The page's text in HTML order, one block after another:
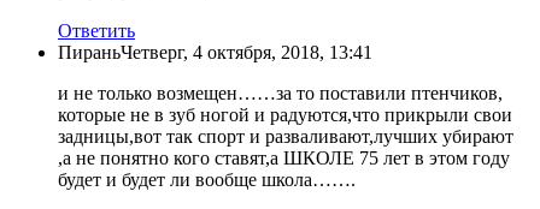
Ответить
ПираньЧетверг, 4 октября, 2018, 13:41
и не только возмещен……за то поставили птенчиков,
которые не в зуб ногой и радуются,что прикрыли свои
задницы,вот так спорт и разваливают,лучших убирают
,а не понятно кого ставят,а ШКОЛЕ 75 лет в этом году
будет и будет ли вообще школа…….